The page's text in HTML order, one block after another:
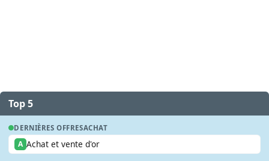
Top 5
DERNIÈRES OFFRESACHAT
A Achat et vente d'or